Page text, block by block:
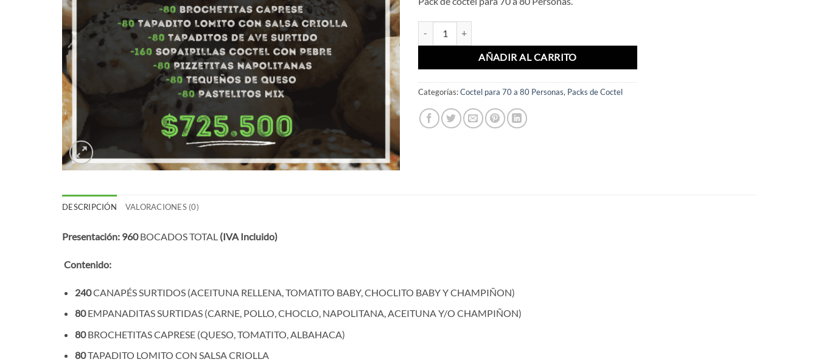
AÑADIR AL CARRITO
Categorías:Coctel para 70 a 80 Personas, Packs de Coctel
DESCRIPCIÓN VALORACIONES (0)
Presentación: 960BOCADOS TOTAL (IVA Incluido)
Contenido:
240CANAPÉS SURTIDOS (ACEITUNA RELLENA, TOMATITO BABY, CHOCLITO BABY Y CHAMPIÑON)
80EMPANADITAS SURTIDAS (CARNE, POLLO, CHOCLO, NAPOLITANA, ACEITUNA Y/O CHAMPIÑON)
80BROCHETITAS CAPRESE (QUESO, TOMATITO, ALBAHACA)
80TAPADITO LOMITO CON SALSA CRIOLLA